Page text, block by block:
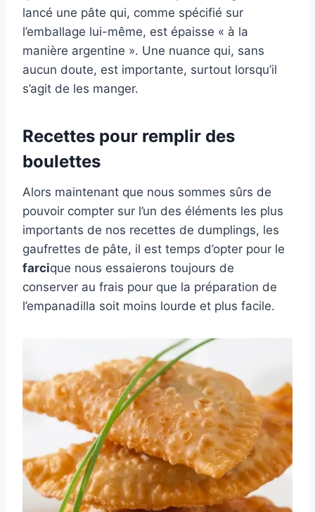
lancé une pâte qui, comme spécifié sur
l’emballage lui-même, est épaisse « à la
manière argentine ». Une nuance qui, sans
aucun doute, est importante, surtout lorsqu’il
s’agit de les manger.
Recettes pour remplir des
boulettes
Alors maintenant que nous sommes sûrs de
pouvoir compter sur l’un des éléments les plus
importants de nos recettes de dumplings, les
gaufrettes de pâte, il est temps d’opter pour le
farcique nous essaierons toujours de
conserver au frais pour que la préparation de
l’empanadilla soit moins lourde et plus facile.